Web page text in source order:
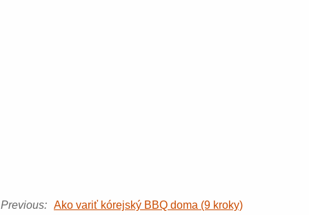
Previous: Ako variť kórejský BBQ doma (9 kroky)